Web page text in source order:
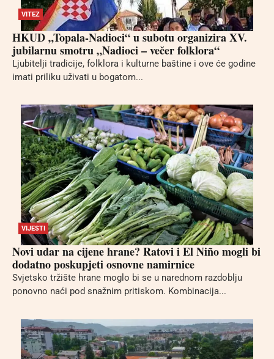
VITEZ
HKUD „Topala-Nadioci“ u subotu organizira XV.
jubilarnu smotru „Nadioci – večer folklora“
Ljubitelji tradicije, folklora i kulturne baštine i ove će godine
imati priliku uživati u bogatom...
VIJESTI
Novi udar na cijene hrane? Ratovi i El Niño mogli bi
dodatno poskupjeti osnovne namirnice
Svjetsko tržište hrane moglo bi se u narednom razdoblju
ponovno naći pod snažnim pritiskom. Kombinacija...